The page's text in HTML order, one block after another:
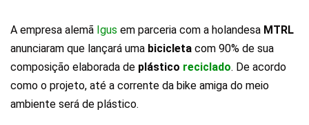
A empresa alemã Igus em parceria com a holandesa MTRL
anunciaram que lançará uma bicicleta com 90% de sua
composição elaborada de plástico reciclado. De acordo
como o projeto, até a corrente da bike amiga do meio
ambiente será de plástico.